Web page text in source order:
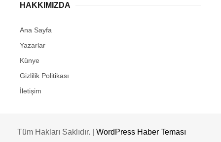
HAKKIMIZDA
Ana Sayfa
Yazarlar
Künye
Gizlilik Politikası
İletişim
Tüm Hakları Saklıdır. | WordPress Haber Teması